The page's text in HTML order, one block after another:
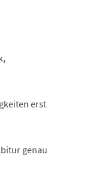
erst
genau